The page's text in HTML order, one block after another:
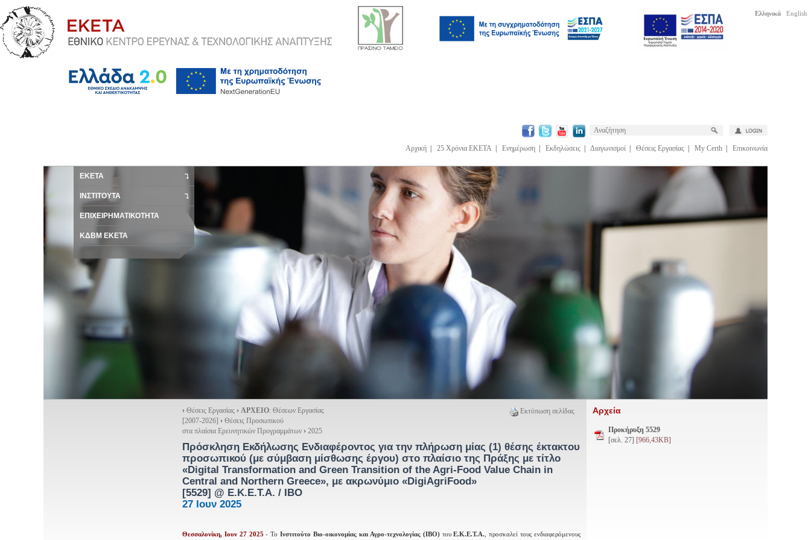
Ελληνικά English
Αρχική 25 Χρόνια ΕΚΕΤΑ Ενημέρωση Εκδηλώσεις Διαγωνισμοί Θέσεις Εργασίας My Certh Επικοινωνία
ΕΚΕΤΑ
ΙΝΣΤΙΤΟΥΤΑ
ΕΠΙΧΕΙΡΗΜΑΤΙΚΟΤΗΤΑ
ΚΔΒΜ ΕΚΕΤΑ
Εκτύπωση σελίδας
› Θέσεις Εργασίας › ΑΡΧΕΙΟ: Θέσεων Εργασίας
[2007-2026] › Θέσεις Προσωπικού
στα πλαίσια Ερευνητικών Προγραμμάτων › 2025
Πρόσκληση Εκδήλωσης Ενδιαφέροντος για την πλήρωση μίας (1) θέσης έκτακτου
προσωπικού (με σύμβαση μίσθωσης έργου) στο πλαίσιο της Πράξης με τίτλο
«Digital Transformation and Green Transition of the Agri-Food Value Chain in
Central and Northern Greece», με ακρωνύμιο «DigiAgriFood»
[5529] @ Ε.Κ.Ε.Τ.Α. / ΙΒΟ
27 Ιουν 2025
Θεσσαλονίκη, Ιουν 27 2025- ΤοΙνστιτούτο Βιο-οικονομίας και Αγρο-τεχνολογίας (ΙΒΟ)τουΕ.Κ.Ε.Τ.Α. , προσκαλεί τους ενδιαφερόμενους
Αρχεία
Προκήρυξη 5529
[σελ. 27] [966,43KB]